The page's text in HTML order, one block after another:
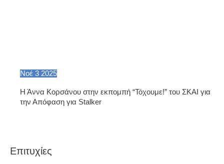
Νοέ 3 2025
Η Άννα Κορσάνου στην εκπομπή “Τόχουμε!” του ΣΚΑΙ για
την Απόφαση για Stalker
Επιτυχίες